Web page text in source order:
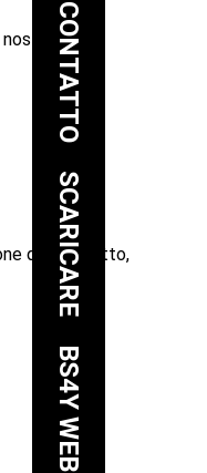
team
del progetto,
CONTATTO
SCARICARE
BS4Y WEB